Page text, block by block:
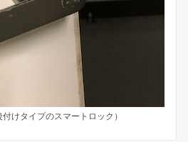
けタイプのスマートロック）